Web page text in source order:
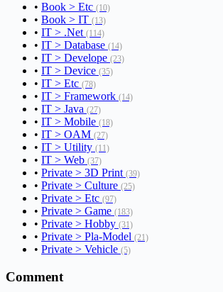
• Book > Etc (10)
• Book > IT (13)
• IT > .Net (114)
• IT > Database (14)
• IT > Develope (23)
• IT > Device (35)
• IT > Etc (78)
• IT > Framework (14)
• IT > Java (27)
• IT > Mobile (18)
• IT > OAM (27)
• IT > Utility (11)
• IT > Web (37)
• Private > 3D Print (39)
• Private > Culture (25)
• Private > Etc (97)
• Private > Game (183)
• Private > Hobby (31)
• Private > Pla-Model (21)
• Private > Vehicle (5)
Comment